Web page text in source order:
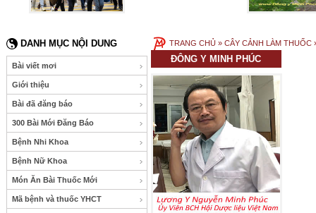
DANH MỤC NỘI DUNG
Bài viết mơi
Giới thiệu
Bài đã đăng báo
300 Bài Mới Đăng Báo
Bệnh Nhi Khoa
Bệnh Nữ Khoa
Món Ăn Bài Thuốc Mới
Mã bệnh và thuốc YHCT
TRANG CHỦ » CÂY CẢNH LÀM THUỐC
ĐÔNG Y MINH PHÚC